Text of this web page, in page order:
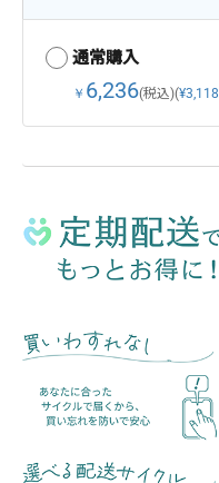
通常購入
￥ 6,236(税込)(¥3,118